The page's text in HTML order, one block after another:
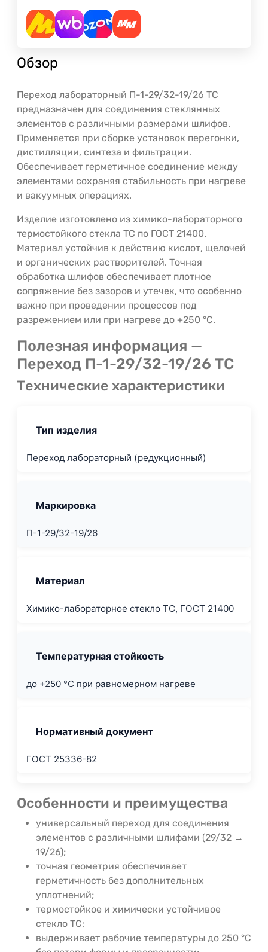
Обзор
Переход лабораторный П-1-29/32-19/26 ТС
предназначен для соединения стеклянных
элементов с различными размерами шлифов.
Применяется при сборке установок перегонки,
дистилляции, синтеза и фильтрации.
Обеспечивает герметичное соединение между
элементами сохраняя стабильность при нагреве
и вакуумных операциях.
Изделие изготовлено из химико-лабораторного
термостойкого стекла ТС по ГОСТ 21400.
Материал устойчив к действию кислот, щелочей
и органических растворителей. Точная
обработка шлифов обеспечивает плотное
сопряжение без зазоров и утечек, что особенно
важно при проведении процессов под
разрежением или при нагреве до +250 °C.
Полезная информация —
Переход П-1-29/32-19/26 ТС
Технические характеристики
Тип изделия
Переход лабораторный (редукционный)
Маркировка
П-1-29/32-19/26
Материал
Химико-лабораторное стекло ТС, ГОСТ 21400
Температурная стойкость
до +250 °C при равномерном нагреве
Нормативный документ
ГОСТ 25336-82
Особенности и преимущества
универсальный переход для соединения
элементов с различными шлифами (29/32 →
19/26);
точная геометрия обеспечивает
герметичность без дополнительных
уплотнений;
термостойкое и химически устойчивое
стекло ТС;
выдерживает рабочие температуры до 250 °C